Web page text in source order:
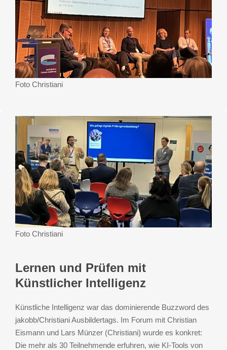
Foto Christiani
Foto Christiani
Lernen und Prüfen mit
Künstlicher Intelligenz
Künstliche Intelligenz war das dominierende Buzzword des
jakobb/Christiani Ausbildertags. Im Forum mit Christian
Eismann und Lars Münzer (Christiani) wurde es konkret:
Die mehr als 30 Teilnehmende erfuhren, wie KI-Tools von